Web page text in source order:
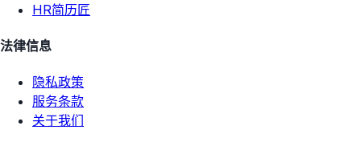
HR简历匠
法律信息
隐私政策
服务条款
关于我们